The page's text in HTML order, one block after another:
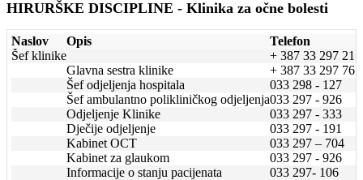
HIRURŠKE DISCIPLINE - Klinika za očne bolesti
Naslov Opis Telefon
Šef klinike
+ 387 33 297 217
Glavna sestra klinike
+ 387 33 297 767
Šef odjeljenja hospitala
033 298 - 127
Šef ambulantno polikliničkog odjeljenja033 297 - 926
Odjeljenje Klinike
033 297 - 333
Dječije odjeljenje
033 297 - 191
Kabinet OCT
033 297 – 704
Kabinet za glaukom
033 297 - 926
Informacije o stanju pacijenata
033 297- 106